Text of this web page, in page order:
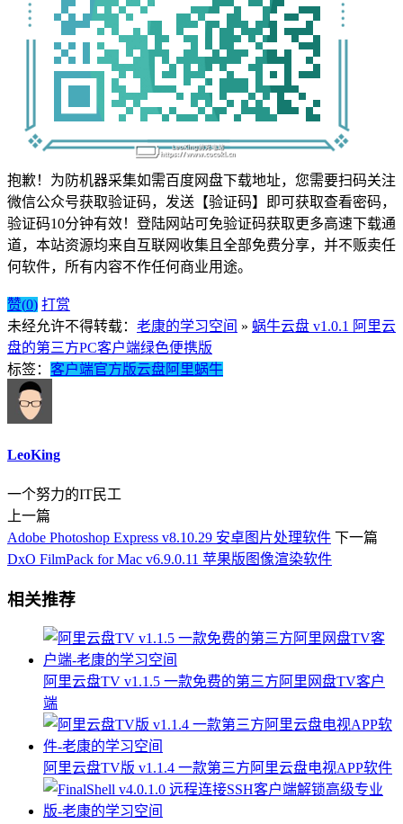
抱歉！为防机器采集如需百度网盘下载地址，您需要扫码关注
微信公众号获取验证码，发送【验证码】即可获取查看密码，
验证码10分钟有效！登陆网站可免验证码获取更多高速下载通
道， 本站资源均来自互联网收集且全部免费分享，并不贩卖任
何软件，所有内容不作任何商业用途。
赞(0) 打赏
未经允许不得转载： 老康的学习空间 » 蜗牛云盘 v1.0.1 阿里云
盘的第三方PC客户端绿色便携版
标签： 客户端官方版云盘阿里蜗牛
LeoKing
一个努力的IT民工
上一篇
Adobe Photoshop Express v8.10.29 安卓图片处理软件 下一篇
DxO FilmPack for Mac v6.9.0.11 苹果版图像渲染软件
相关推荐
阿里云盘TV v1.1.5 一款免费的第三方阿里网盘TV客户
端
阿里云盘TV版 v1.1.4 一款第三方阿里云盘电视APP软件